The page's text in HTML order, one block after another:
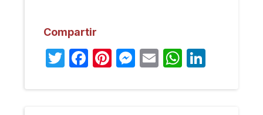
Compartir
Twitter
Facebook
Pinterest
Messenger
Email